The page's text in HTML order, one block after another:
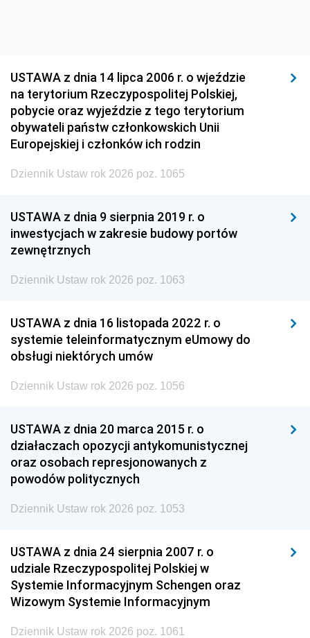
USTAWA z dnia 14 lipca 2006 r. o wjeździe
na terytorium Rzeczypospolitej Polskiej,
pobycie oraz wyjeździe z tego terytorium
obywateli państw członkowskich Unii
Europejskiej i członków ich rodzin
Dziennik Ustaw rok 2026 poz. 1065
USTAWA z dnia 9 sierpnia 2019 r. o
inwestycjach w zakresie budowy portów
zewnętrznych
Dziennik Ustaw rok 2026 poz. 1063
USTAWA z dnia 16 listopada 2022 r. o
systemie teleinformatycznym eUmowy do
obsługi niektórych umów
Dziennik Ustaw rok 2026 poz. 1056
USTAWA z dnia 20 marca 2015 r. o
działaczach opozycji antykomunistycznej
oraz osobach represjonowanych z
powodów politycznych
Dziennik Ustaw rok 2026 poz. 1053
USTAWA z dnia 24 sierpnia 2007 r. o
udziale Rzeczypospolitej Polskiej w
Systemie Informacyjnym Schengen oraz
Wizowym Systemie Informacyjnym
Dziennik Ustaw rok 2026 poz. 1061